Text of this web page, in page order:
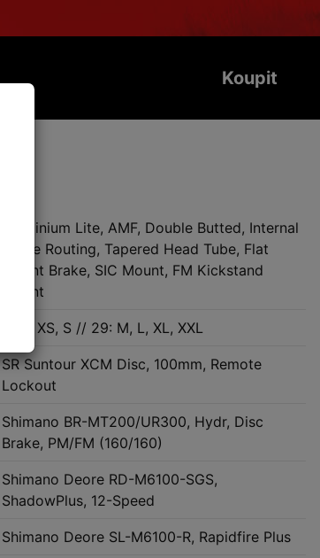
Koupit
Aluminium Lite, AMF, Double Butted, Internal
Cable Routing, Tapered Head Tube, Flat
Mount Brake, SIC Mount, FM Kickstand
Mount
27.5: XS, S // 29: M, L, XL, XXL
SR Suntour XCM Disc, 100mm, Remote
Lockout
Shimano BR-MT200/UR300, Hydr, Disc
Brake, PM/FM (160/160)
Shimano Deore RD-M6100-SGS,
ShadowPlus, 12-Speed
Shimano Deore SL-M6100-R, Rapidfire Plus